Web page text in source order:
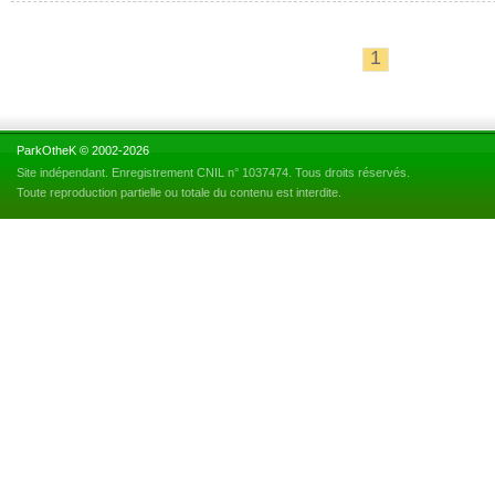
1
ParkOtheK © 2002-2026
Site indépendant. Enregistrement CNIL n° 1037474. Tous droits réservés.
Toute reproduction partielle ou totale du contenu est interdite.